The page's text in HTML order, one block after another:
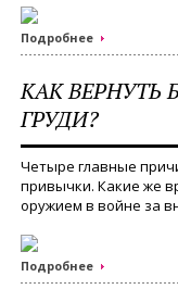
Подробнее
КАК ВЕРНУТЬ
ГРУДИ?
Четыре главные
привычки. Какие же
оружием в войне за
Подробнее